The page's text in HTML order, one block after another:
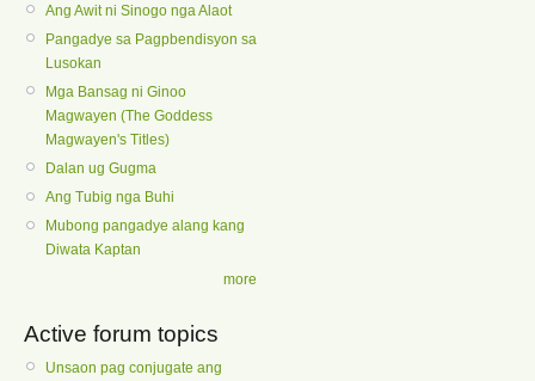
Ang Awit ni Sinogo nga Alaot
Pangadye sa Pagpbendisyon sa
Lusokan
Mga Bansag ni Ginoo
Magwayen (The Goddess
Magwayen's Titles)
Dalan ug Gugma
Ang Tubig nga Buhi
Mubong pangadye alang kang
Diwata Kaptan
more
Active forum topics
Unsaon pag conjugate ang